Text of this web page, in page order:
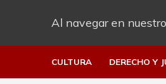
Al navegar en
CULTURA DERECHO Y